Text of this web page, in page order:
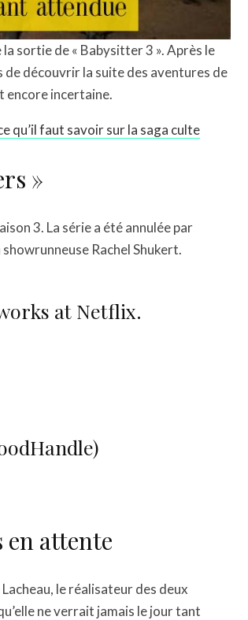
sortie de « Babysitter 3 ». Après le
découvrir la suite des aventures de
encore incertaine.
qu’il faut savoir sur la saga culte
»
3. La série a été annulée par
Rachel Shukert.
at Netflix.
attente
le réalisateur des deux
ne verrait jamais le jour tant